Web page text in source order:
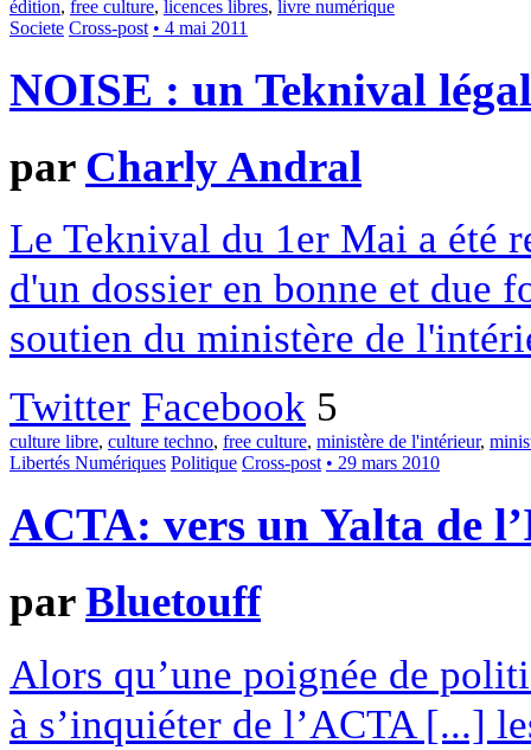
édition, free culture, licences libres, livre numérique
Societe Cross-post • 4 mai 2011
NOISE : un Teknival
par Charly Andral
Le Teknival du 1er Mai a été
d'un dossier en bonne et due
soutien du ministère de
Twitter Facebook 5
culture libre, culture techno, free culture, ministère de l'intérieur,
Libertés Numériques Politique Cross-post • 29 mars 2010
ACTA: vers un Yalta de
parBluetouff
Alors qu’une poignée de
à s’inquiéter de l’ACTA [...]